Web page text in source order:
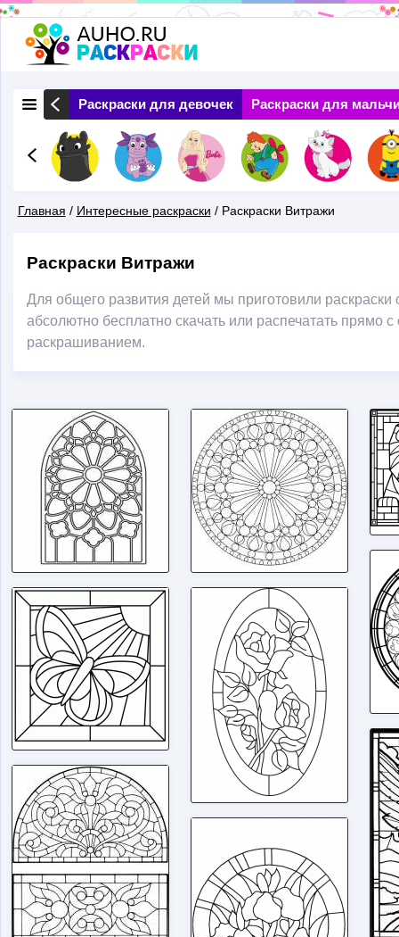
Перейти
к
основному
содержанию
Природа Раскраски для девочек Раскраски для
Здесь
Главная / Интересные раскраски / Раскраски Витражи
Раскраски Витражи
Для общего развития детей мы приготовили
абсолютно бесплатно скачать или распечатать
раскрашиванием.